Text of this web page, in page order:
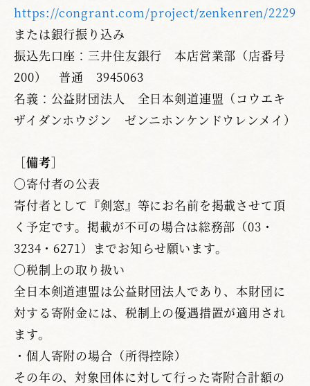
https://congrant.com/project/zenkenren/22292
または銀行振り込み
振込先口座：三井住友銀行 本店営業部（店番号
200） 普通 3945063
名義：公益財団法人 全日本剣道連盟（コウエキ
ザイダンホウジン ゼンニホンケンドウレンメイ）
［備考］
〇寄付者の公表
寄付者として『剣窓』等にお名前を掲載させて頂
く予定です。掲載が不可の場合は総務部（03・
3234・6271）までお知らせ願います。
〇税制上の取り扱い
全日本剣道連盟は公益財団法人であり、本財団に
対する寄附金には、税制上の優遇措置が適用され
ます。
・個人寄附の場合（所得控除）
その年の、対象団体に対して行った寄附合計額の